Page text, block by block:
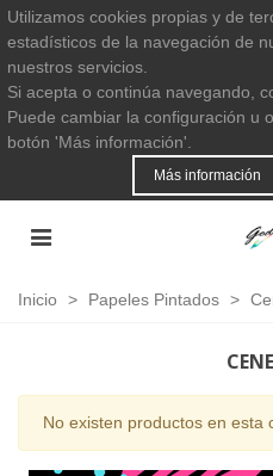
Utilizamos cookies propias y de
estadísticos de la navegación de
nuestros servicios.
Si acepta o continúa navegando,
Puede cambiar la configuración u
botón 'Más información'.
Más información
Inicio > Papeles Pintados >
No existen productos en esta